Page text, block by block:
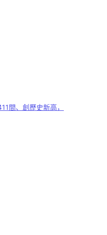
間、創歷史新高，